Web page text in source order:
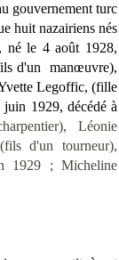
gouvernement turc
huit nazairiens nés
né le 4 août 1928,
d'un manœuvre),
Legoffic, (fille
1929, décédé à
Léonie
d'un tourneur),
1929 ; Micheline